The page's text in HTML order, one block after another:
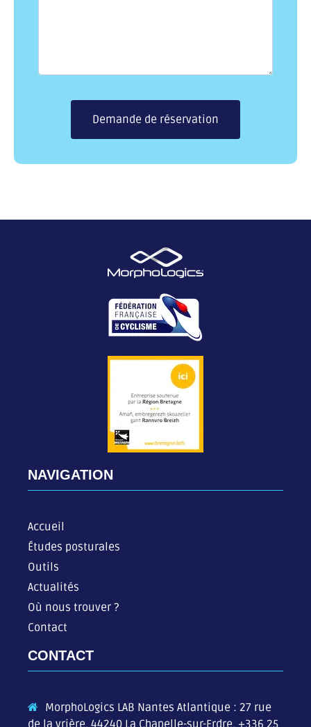
Demande de réservation
NAVIGATION
Accueil
Études posturales
Outils
Actualités
Où nous trouver ?
Contact
CONTACT
MorphoLogics LAB Nantes Atlantique : 27 rue
de la vrière, 44240 La Chapelle-sur-Erdre, +336 25